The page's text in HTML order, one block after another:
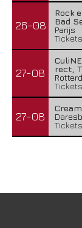
26-08
Rock
Bad
Parijs
Tickets
27-08
rect,
Tickets
27-08
Tickets